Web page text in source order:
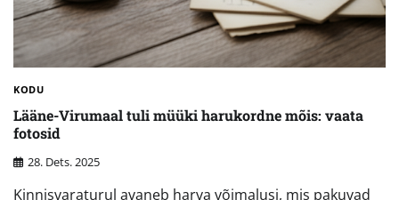
KODU
Lääne-Virumaal tuli müüki harukordne mõis: vaata
fotosid
28. Dets. 2025
Kinnisvaraturul avaneb harva võimalusi, mis pakuvad